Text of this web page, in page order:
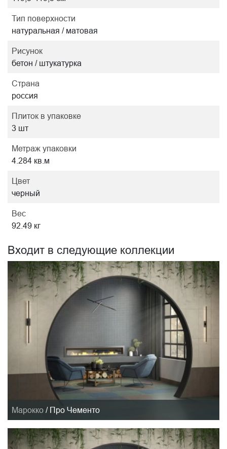
Тип поверхности
натуральная / матовая
Рисунок
бетон / штукатурка
Страна
россия
Плиток в упаковке
3 шт
Метраж упаковки
4.284 кв.м
Цвет
черный
Вес
92.49 кг
Входит в следующие коллекции
Марокко / Про Чементо